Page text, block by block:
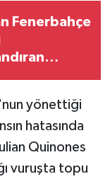
Fenerbahçe
yönettiği
hatasında
Quinones
vuruşta topu